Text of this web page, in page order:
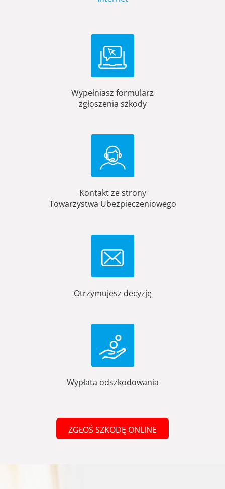
Wypełniasz formularz
zgłoszenia szkody
Kontakt ze strony
Towarzystwa Ubezpieczeniowego
Otrzymujesz decyzję
Wypłata odszkodowania
ZGŁOŚ SZKODĘ ONLINE